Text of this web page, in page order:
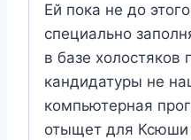
Ей пока не до
специально
в базе
кандидатуры не
компьютерная
отыщет для Ксюши